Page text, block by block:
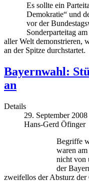
Es sollte ein
Demokratie“ und
vor der
Sonderparteitag
aller Welt demonstrieren,
an der Spitze durchstartet.
Bayernwahl:
an
Details
29. September 2008
Hans-Gerd Öfinger
Begriffe
waren
nicht von
der
zweifellos der Absturz der